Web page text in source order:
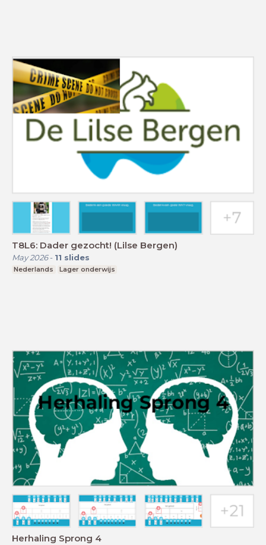
T8L6: Dader gezocht! (Lilse Bergen)
May 2026- 11 slides
Nederlands Lager onderwijs
Herhaling Sprong 4